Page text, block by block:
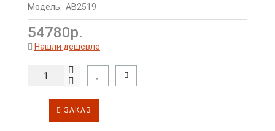
Модель: АВ2519
54780р.
Нашли дешевле
ЗАКАЗ